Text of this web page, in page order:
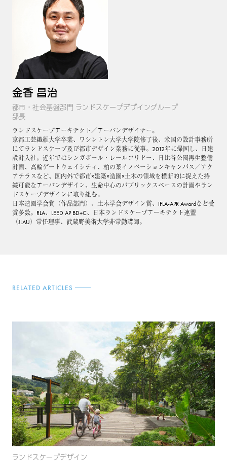
金香 昌治
都市・社会基盤部門 ランドスケープデザイングループ
部長
ランドスケープアーキテクト／アーバンデザイナー。
京都工芸繊維大学卒業、ワシントン大学大学院修了後、米国の設計事務所
にてランドスケープ及び都市デザイン業務に従事。2012年に帰国し、日建
設計入社。近年ではシンガポール・レールコリドー、日比谷公園再生整備
計画、高輪ゲートウェイシティ、柏の葉イノベーションキャンパス／アク
アテラスなど、国内外で都市×建築×造園×土木の領域を横断的に捉えた持
続可能なアーバンデザイン、生命中心のパブリックスペースの計画やラン
ドスケープデザインに取り組む。
日本造園学会賞（作品部門）、土木学会デザイン賞、IFLA-APR Awardなど受
賞多数。RLA、LEED AP BD+C、日本ランドスケープアーキテクト連盟
（JLAU）常任理事、武蔵野美術大学非常勤講師。
RELATED ARTICLES
ランドスケープデザイン